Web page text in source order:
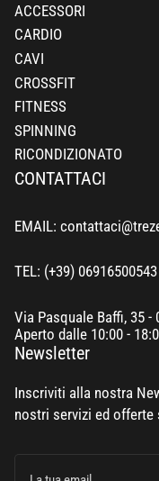
ACCESSORI
CARDIO
CAVI
CROSSFIT
FITNESS
SPINNING
RICONDIZIONATO
CONTATTACI
EMAIL:
TEL: (+39) 06916500543
Via Pasquale Baffi, 35 -
Aperto dalle 10:00 -
Newsletter
Inscriviti alla nostra
nostri servizi ed offerte